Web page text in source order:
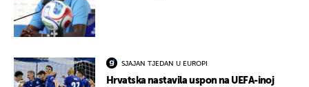
SJAJAN TJEDAN U EUROPI
Hrvatska nastavila uspon na UEFA-inoj